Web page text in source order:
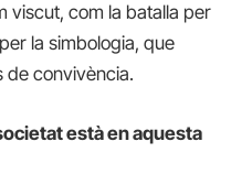
viscut, com la batalla per
la simbologia, que
de convivència.
està en aquesta